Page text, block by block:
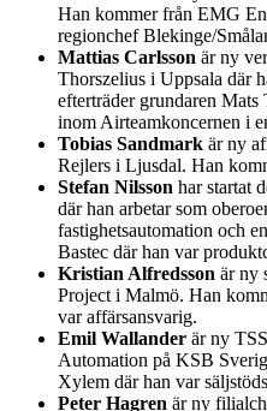
Han kommer från EMG
regionchef Blekinge/
Mattias Carlsson är ny
Thorszelius i Uppsala där
efterträder grundaren Mats
inom Airteamkoncernen i
Tobias Sandmark är ny
Rejlers i Ljusdal. Han
Stefan Nilsson har startat
där han arbetar som
fastighetsautomation och
Bastec där han var
Kristian Alfredsson är ny
Project i Malmö. Han
var affärsansvarig.
Emil Wallander är ny
Automation på KSB
Xylem där han var
Peter Hagren är ny